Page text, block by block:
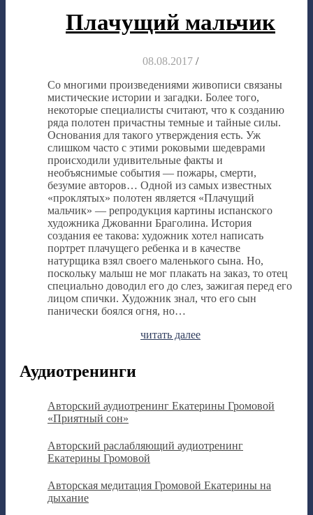
Плачущий мальчик
08.08.2017 /
Со многими произведениями живописи связаны
мистические истории и загадки. Более того,
некоторые специалисты считают, что к созданию
ряда полотен причастны темные и тайные силы.
Основания для такого утверждения есть. Уж
слишком часто с этими роковыми шедеврами
происходили удивительные факты и
необъяснимые события — пожары, смерти,
безумие авторов… Одной из самых известных
«проклятых» полотен является «Плачущий
мальчик» — репродукция картины испанского
художника Джованни Браголина. История
создания ее такова: художник хотел написать
портрет плачущего ребенка и в качестве
натурщика взял своего маленького сына. Но,
поскольку малыш не мог плакать на заказ, то отец
специально доводил его до слез, зажигая перед его
лицом спички. Художник знал, что его сын
панически боялся огня, но…
читать далее
Аудиотренинги
Авторский аудиотренинг Екатерины Громовой
«Приятный сон»
Авторский раслабляющий аудиотренинг
Екатерины Громовой
Авторская медитация Громовой Екатерины на
дыхание